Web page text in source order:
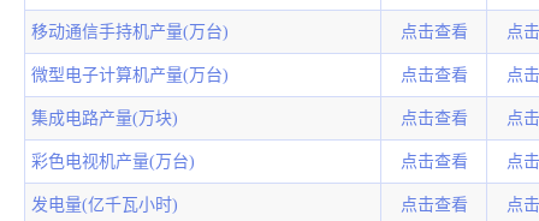
移动通信手持机产量(万台) 点击查看 点
微型电子计算机产量(万台) 点击查看 点
集成电路产量(万块) 点击查看 点
彩色电视机产量(万台) 点击查看 点
发电量(亿千瓦小时) 点击查看 点